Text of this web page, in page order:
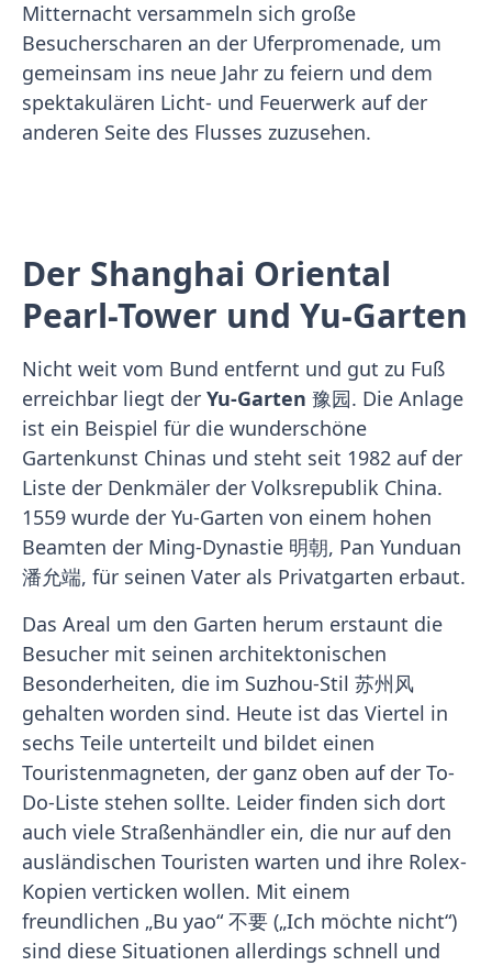
Mitternacht versammeln sich große
Besucherscharen an der Uferpromenade, um
gemeinsam ins neue Jahr zu feiern und dem
spektakulären Licht- und Feuerwerk auf der
anderen Seite des Flusses zuzusehen.
Der Shanghai Oriental
Pearl-Tower und Yu-Garten
Nicht weit vom Bund entfernt und gut zu Fuß
erreichbar liegt der Yu-Garten 豫园. Die Anlage
ist ein Beispiel für die wunderschöne
Gartenkunst Chinas und steht seit 1982 auf der
Liste der Denkmäler der Volksrepublik China.
1559 wurde der Yu-Garten von einem hohen
Beamten der Ming-Dynastie 明朝, Pan Yunduan
潘允端, für seinen Vater als Privatgarten erbaut.
Das Areal um den Garten herum erstaunt die
Besucher mit seinen architektonischen
Besonderheiten, die im Suzhou-Stil 苏州风
gehalten worden sind. Heute ist das Viertel in
sechs Teile unterteilt und bildet einen
Touristenmagneten, der ganz oben auf der To-
Do-Liste stehen sollte. Leider finden sich dort
auch viele Straßenhändler ein, die nur auf den
ausländischen Touristen warten und ihre Rolex-
Kopien verticken wollen. Mit einem
freundlichen „Bu yao“ 不要 („Ich möchte nicht“)
sind diese Situationen allerdings schnell und